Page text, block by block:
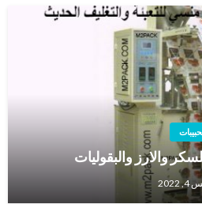
والارز والبقوليات